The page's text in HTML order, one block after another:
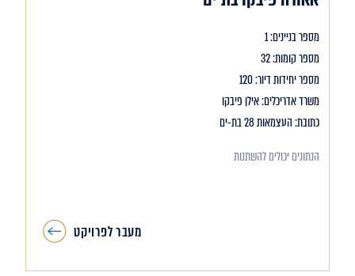
מספר בניינים: 1
מספר קומות: 32
מספר יחידות דיור: 120
משרד אדריכלים: אילן פיבקו
כתובת: העצמאות 28 בת-ים
הנתונים יכולים להשתנות
מעבר לפרויקט